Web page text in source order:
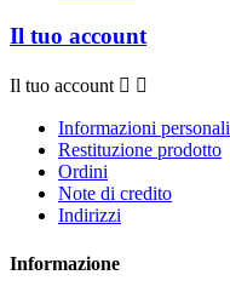
Il tuo account
Il tuo account  
Informazioni personali
Restituzione prodotto
Ordini
Note di credito
Indirizzi
Informazione